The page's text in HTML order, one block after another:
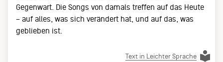
Gegenwart. Die Songs von damals treffen auf das Heute
– auf alles, was sich verändert hat, und auf das, was
geblieben ist.
Text in Leichter Sprache